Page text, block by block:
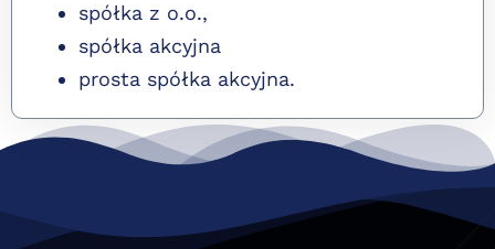
spółka z o.o.,
spółka akcyjna
prosta spółka akcyjna.